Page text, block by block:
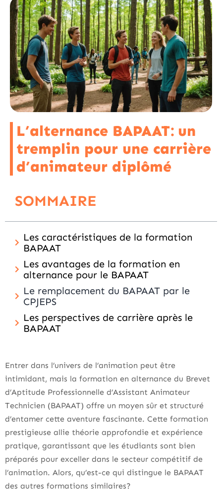
L’alternance BAPAAT: un
tremplin pour une carrière
d’animateur diplômé
SOMMAIRE
Les caractéristiques de la formation
BAPAAT
Les avantages de la formation en
alternance pour le BAPAAT
Le remplacement du BAPAAT par le
CPJEPS
Les perspectives de carrière après le
BAPAAT
Entrer dans l’univers de l’animation peut être
intimidant, mais la formation en alternance du Brevet
d’Aptitude Professionnelle d’Assistant Animateur
Technicien (BAPAAT) offre un moyen sûr et structuré
d’entamer cette aventure fascinante. Cette formation
prestigieuse allie théorie approfondie et expérience
pratique, garantissant que les étudiants sont bien
préparés pour exceller dans le secteur compétitif de
l’animation. Alors, qu’est-ce qui distingue le BAPAAT
des autres formations similaires?